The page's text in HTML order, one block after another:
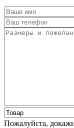
Пожалуйста,